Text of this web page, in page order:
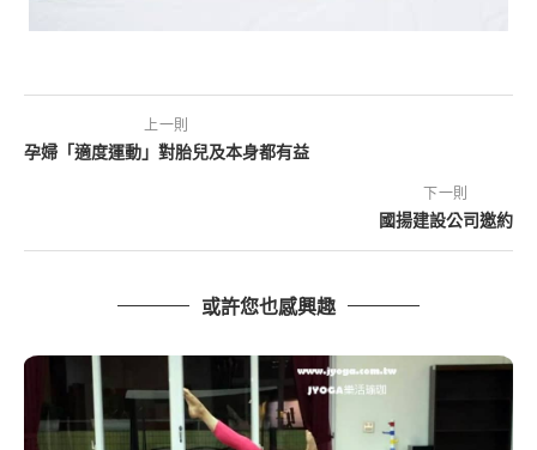
上一則
孕婦「適度運動」對胎兒及本身都有益
下一則
國揚建設公司邀約
或許您也感興趣